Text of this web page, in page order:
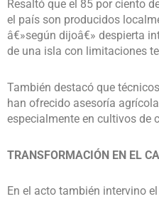
Resaltó que el 85 por ciento
el país son producidos
â€»según dijoâ€» despierta
de una isla con limitaciones
También destacó que
han ofrecido asesoría
especialmente en cultivos de
TRANSFORMACIÓN EN EL
En el acto también intervino